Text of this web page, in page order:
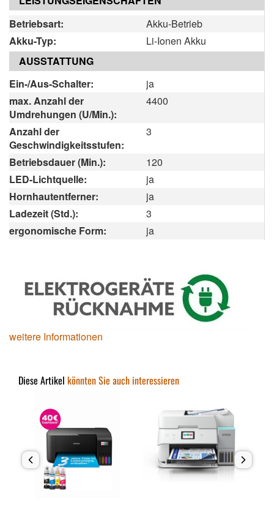
Betriebsart:
Akku-Betrieb
Akku-Typ:
Li-Ionen Akku
AUSSTATTUNG
Ein-/Aus-Schalter:
ja
max. Anzahl der
Umdrehungen (U/Min.):
4400
Anzahl der
Geschwindigkeitsstufen:
3
Betriebsdauer (Min.):
120
LED-Lichtquelle:
ja
Hornhautentferner:
ja
Ladezeit (Std.):
3
ergonomische Form:
ja
weitere Informationen
Diese Artikel könnten Sie auch interessieren